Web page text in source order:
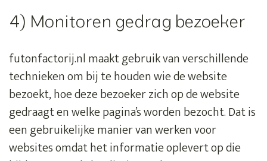
4) Monitoren gedrag bezoeker
futonfactorij.nl maakt gebruik van verschillende
technieken om bij te houden wie de website
bezoekt, hoe deze bezoeker zich op de website
gedraagt en welke pagina’s worden bezocht. Dat is
een gebruikelijke manier van werken voor
websites omdat het informatie oplevert op die